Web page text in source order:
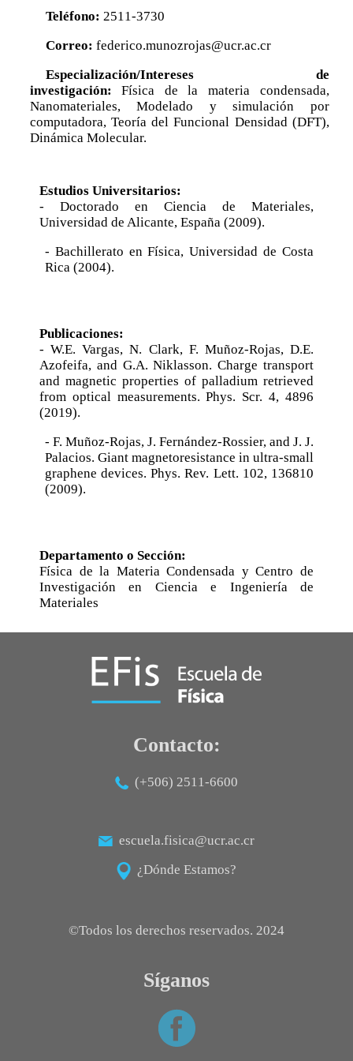
Sistema de Estudios de Posgrado
Contactos
Documentos
Astrofísica
Física Médica
Hidrología
Teléfono: 2511-3730
Correo: federico.munozrojas@ucr.ac.cr
Especialización/Intereses de
investigación: Física de la materia condensada,
Nanomateriales, Modelado y simulación por
computadora, Teoría del Funcional Densidad (DFT),
Dinámica Molecular.
Estudios Universitarios:
- Doctorado en Ciencia de Materiales,
Universidad de Alicante, España (2009).
- Bachillerato en Física, Universidad de Costa
Rica (2004).
Publicaciones:
- W.E. Vargas, N. Clark, F. Muñoz-Rojas, D.E.
Azofeifa, and G.A. Niklasson. Charge transport
and magnetic properties of palladium retrieved
from optical measurements. Phys. Scr. 4, 4896
(2019).
- F. Muñoz-Rojas, J. Fernández-Rossier, and J. J.
Palacios. Giant magnetoresistance in ultra-small
graphene devices. Phys. Rev. Lett. 102, 136810
(2009).
Departamento o Sección:
Física de la Materia Condensada y Centro de
Investigación en Ciencia e Ingeniería de
Materiales
Contacto:
(+506) 2511-6600
escuela.fisica@ucr.ac.cr
¿Dónde Estamos?
©Todos los derechos reservados. 2024
Síganos